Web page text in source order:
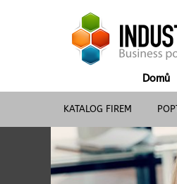
Domů
KATALOG FIREM